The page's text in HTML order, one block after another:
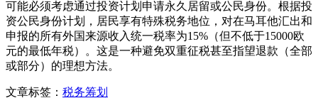
可能必须考虑通过投资计划申请永久居留或公民身份。根据投
资公民身份计划，居民享有特殊税务地位，对在马耳他汇出和
申报的所有外国来源收入统一税率为15%（但不低于15000欧
元的最低年税）。这是一种避免双重征税甚至指望退款（全部
或部分）的理想方法。
文章标签： 税务筹划